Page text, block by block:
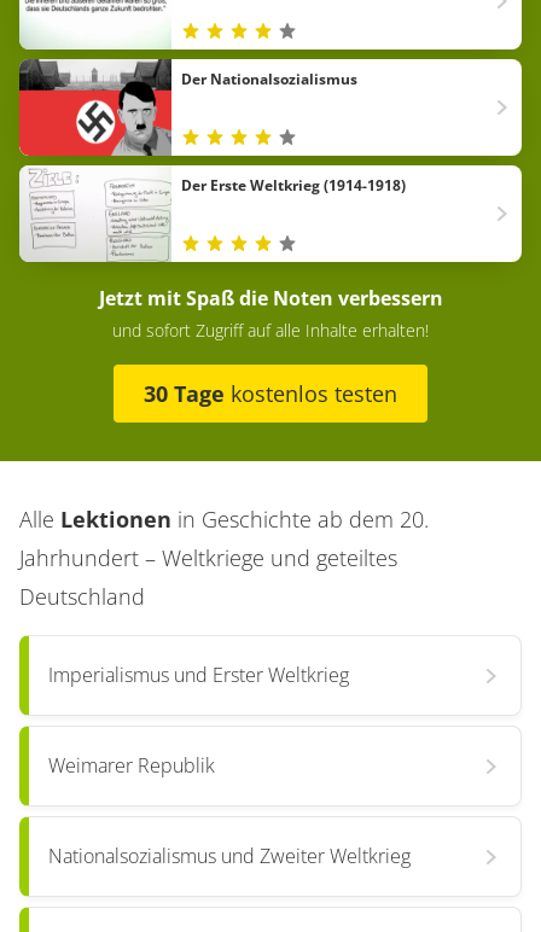
Der Nationalsozialismus
Der Erste Weltkrieg (1914-1918)
Jetzt mit Spaß die Noten verbessern
und sofort Zugriff auf alle Inhalte erhalten!
30 Tage kostenlos testen
Alle Lektionen in Geschichte ab dem 20.
Jahrhundert – Weltkriege und geteiltes
Deutschland
Imperialismus und Erster Weltkrieg
Weimarer Republik
Nationalsozialismus und Zweiter Weltkrieg